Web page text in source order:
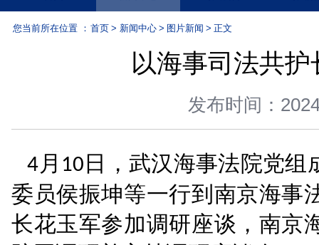
新闻中心 司法公开
新闻中心 > 图片新闻 > 正文
以海事司
发布时